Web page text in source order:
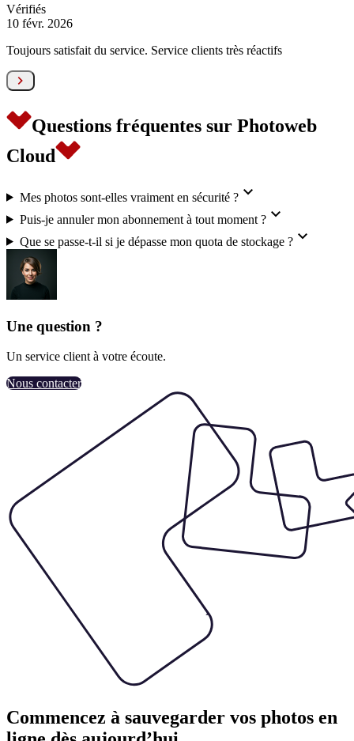
Vérifiés
10 févr. 2026
Toujours satisfait du service. Service clients très réactifs

Questions fréquentes sur Photoweb
Cloud
Mes photos sont-elles vraiment en sécurité ?
Puis-je annuler mon abonnement à tout moment ?
Que se passe-t-il si je dépasse mon quota de stockage ?
Une question ?
Un service client à votre écoute.
Nous contacter
Commencez à sauvegarder vos photos en